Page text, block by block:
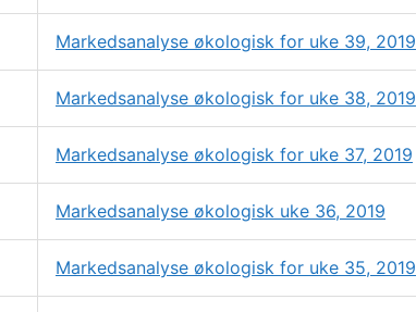
Markedsanalyse økologisk for uke 39, 2019
Markedsanalyse økologisk for uke 38, 2019
Markedsanalyse økologisk for uke 37, 2019
Markedsanalyse økologisk uke 36, 2019
Markedsanalyse økologisk for uke 35, 2019